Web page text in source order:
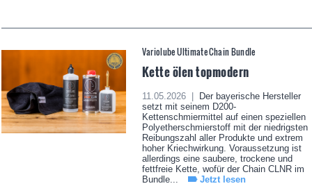
Variolube Ultimate Chain Bundle
Kette ölen topmodern
11.05.2026 |
Der bayerische Hersteller
setzt mit seinem D200-
Kettenschmiermittel auf einen speziellen
Polyetherschmierstoff mit der niedrigsten
Reibungszahl aller Produkte und extrem
hoher Kriechwirkung. Voraussetzung ist
allerdings eine saubere, trockene und
fettfreie Kette, wofür der Chain CLNR im
Bundle...
Jetzt lesen